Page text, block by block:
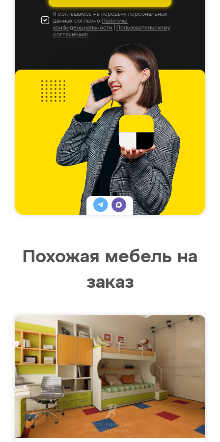
Я соглашаюсь на передачу персональных
данных согласно Политике
конфиденциальности
Пользовательскому
соглашению
Похожая мебель на
заказ